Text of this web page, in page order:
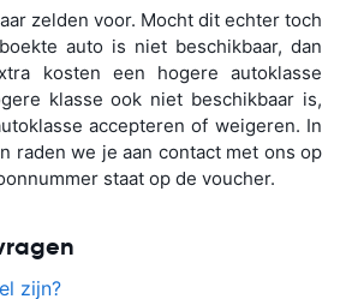
zelden voor. Mocht dit echter toch
auto is niet beschikbaar, dan
kosten een hogere autoklasse
klasse ook niet beschikbaar is,
accepteren of weigeren. In
raden we je aan contact met ons op
staat op de voucher.
zijn?